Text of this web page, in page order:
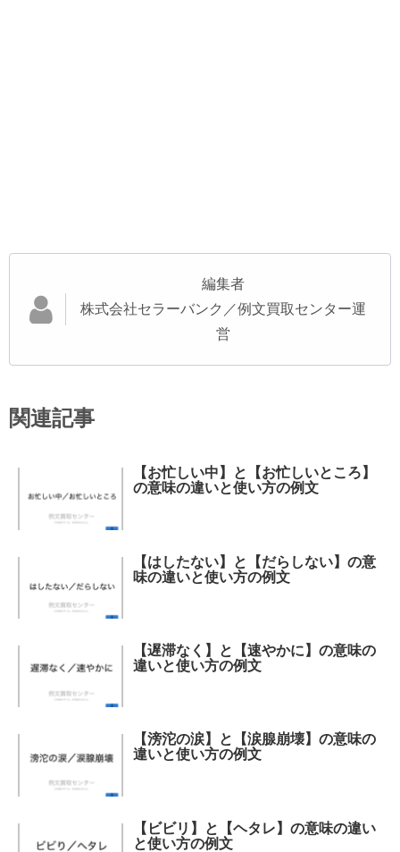
編集者
株式会社セラーバンク／例文買取センター運
営
関連記事
【お忙しい中】と【お忙しいところ】
の意味の違いと使い方の例文
【はしたない】と【だらしない】の意
味の違いと使い方の例文
【遅滞なく】と【速やかに】の意味の
違いと使い方の例文
【滂沱の涙】と【涙腺崩壊】の意味の
違いと使い方の例文
【ビビリ】と【ヘタレ】の意味の違い
と使い方の例文